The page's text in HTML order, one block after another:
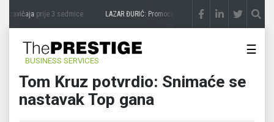
zavičajaprije 3 sedmice LAZAR ĐURIĆ: Promocija potencijal pretvara u destinaciju
BUSINESS SERVICES
☰
Tom Kruz potvrdio: Snimaće se
nastavak Top gana